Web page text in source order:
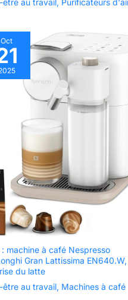
Oct
: machine à café Nespresso
Gran Lattissima EN640.W,
du latte
être au travail, Machines à café